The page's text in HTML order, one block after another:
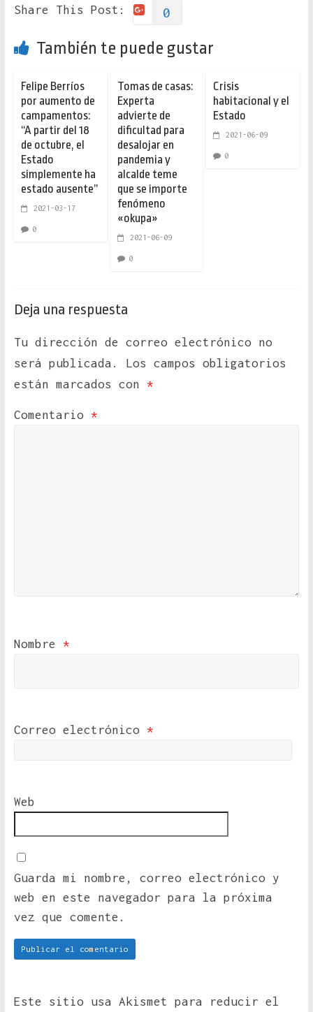
Share This Post: 0
También te puede gustar
Felipe Berríos
por aumento de
campamentos:
“A partir del 18
de octubre, el
Estado
simplemente ha
estado ausente”
2021-03-17
0
Tomas de casas:
Experta
advierte de
dificultad para
desalojar en
pandemia y
alcalde teme
que se importe
fenómeno
«okupa»
2021-06-09
0
Crisis
habitacional y el
Estado
2021-06-09
0
Deja una respuesta
Tu dirección de correo electrónico no
será publicada.
Los campos obligatorios
están marcados con *
Comentario *
Nombre *
Correo electrónico *
Web
Guarda mi nombre, correo electrónico y
web en este navegador para la próxima
vez que comente.
Este sitio usa Akismet para reducir el